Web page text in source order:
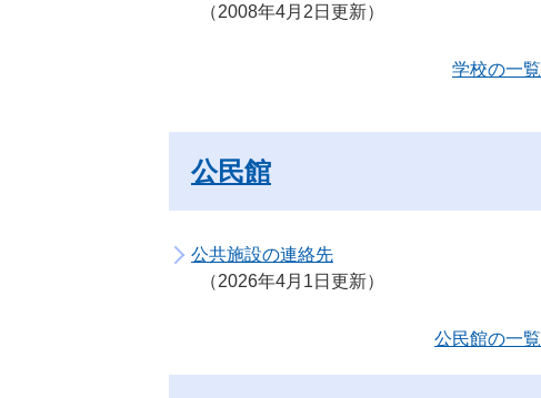
2008年4月2日更新
学校の一覧
公民館
公共施設の連絡先
2026年4月1日更新
公民館の一覧